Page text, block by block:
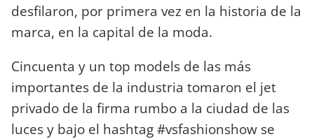
desfilaron, por primera vez en la historia de la
marca, en la capital de la moda.
Cincuenta y un top models de las más
importantes de la industria tomaron el jet
privado de la firma rumbo a la ciudad de las
luces y bajo el hashtag #vsfashionshow se